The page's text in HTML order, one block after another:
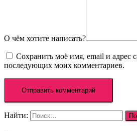
О чём хотите написать?
Сохранить моё имя, email и адрес
последующих моих комментариев.
Найти: